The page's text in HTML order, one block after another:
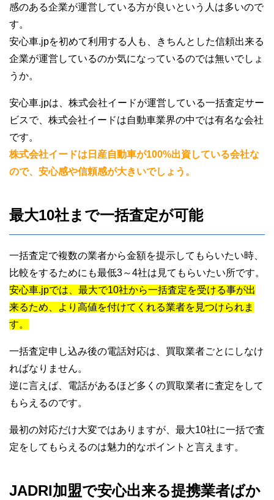
感のある企業が運営している方が良いという人は多いので
す。
安心車.jpを初めて利用する人も、きちんとした信頼出来る
企業が運営しているのか気になっているのでは無いでしょ
うか。
安心車.jpは、株式会社イードが運営している一括査定サー
ビスで、株式会社イードは自動車業界の中では有名な会社
です。
株式会社イードは日産自動車が100%出資している会社な
ので、安心感や信頼感が大きいでしょう。
最大10社まで一括査定が可能
一括査定で複数の業者から金額を提示してもらいたい時、
比較をするためにも最低3～4社は見てもらいたい所です。
安心車.jpでは、最大で10社から一括査定を受ける事が出
来るため、より高値を付けてくれる業者を見つけられま
す。
一括査定申し込み後の電話対応は、買取業者ごとにしなけ
ればなりません。
逆に言えば、電話があるほど多くの買取業者に査定をして
もらえるのです。
最初の対応だけ大変ではありますが、最大10社に一括で査
定をしてもらえるのは魅力的なポイントと言えます。
JADRI加盟で安心出来る提携業者ばか